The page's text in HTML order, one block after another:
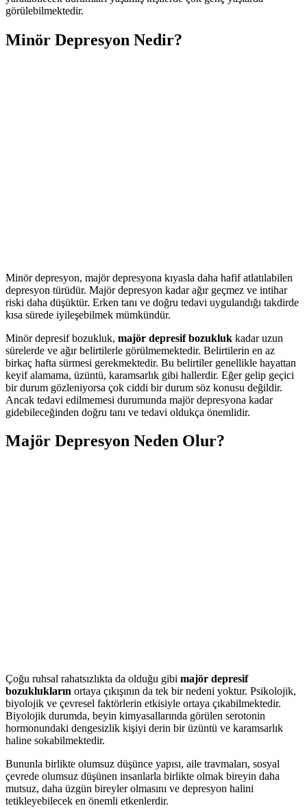
görülebilmektedir.
Minör Depresyon Nedir?
Minör depresyon, majör depresyona kıyasla daha hafif atlatılabilen
depresyon türüdür. Majör depresyon kadar ağır geçmez ve intihar
riski daha düşüktür. Erken tanı ve doğru tedavi uygulandığı takdirde
kısa sürede iyileşebilmek mümkündür.
Minör depresif bozukluk, majör depresif bozukluk kadar uzun
sürelerde ve ağır belirtilerle görülmemektedir. Belirtilerin en az
birkaç hafta sürmesi gerekmektedir. Bu belirtiler genellikle hayattan
keyif alamama, üzüntü, karamsarlık gibi hallerdir. Eğer gelip geçici
bir durum gözleniyorsa çok ciddi bir durum söz konusu değildir.
Ancak tedavi edilmemesi durumunda majör depresyona kadar
gidebileceğinden doğru tanı ve tedavi oldukça önemlidir.
Majör Depresyon Neden Olur?
Çoğu ruhsal rahatsızlıkta da olduğu gibi majör depresif
bozuklukların ortaya çıkışının da tek bir nedeni yoktur. Psikolojik,
biyolojik ve çevresel faktörlerin etkisiyle ortaya çıkabilmektedir.
Biyolojik durumda, beyin kimyasallarında görülen serotonin
hormonundaki dengesizlik kişiyi derin bir üzüntü ve karamsarlık
haline sokabilmektedir.
Bununla birlikte olumsuz düşünce yapısı, aile travmaları, sosyal
çevrede olumsuz düşünen insanlarla birlikte olmak bireyin daha
mutsuz, daha üzgün bireyler olmasını ve depresyon halini
tetikleyebilecek en önemli etkenlerdir.